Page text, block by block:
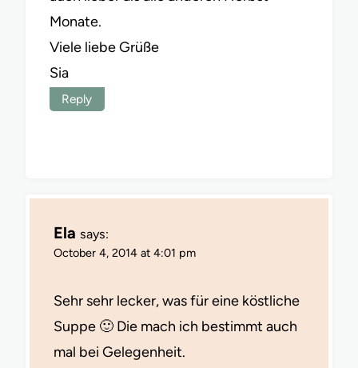
Monate.
Viele liebe Grüße
Sia
Reply
Ela says:
October 4, 2014 at 4:01 pm
Sehr sehr lecker, was für eine köstliche
Suppe 🙂 Die mach ich bestimmt auch
mal bei Gelegenheit.